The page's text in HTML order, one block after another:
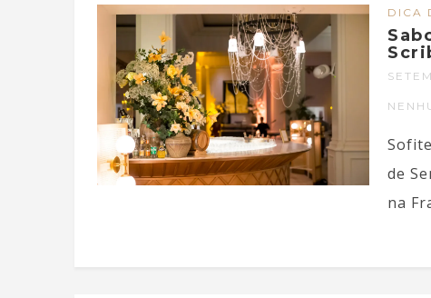
DICA
de
na